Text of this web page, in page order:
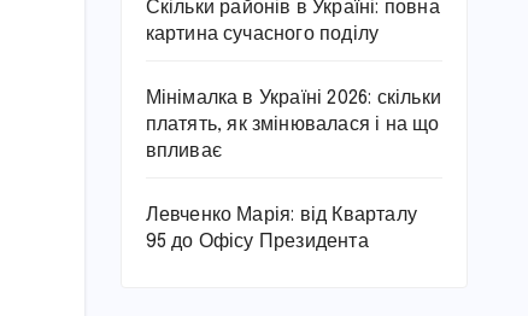
Скільки районів в Україні: повна
картина сучасного поділу
Мінімалка в Україні 2026: скільки
платять, як змінювалася і на що
впливає
Левченко Марія: від Кварталу
95 до Офісу Президента